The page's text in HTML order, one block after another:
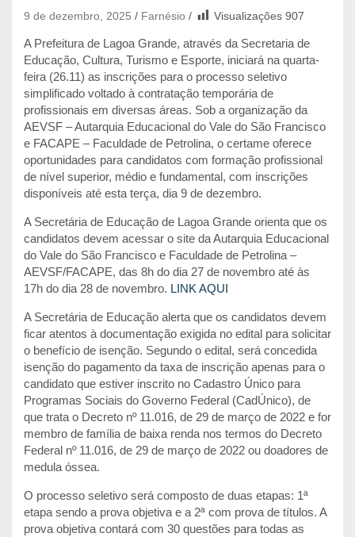
9 de dezembro, 2025 Farnésio Visualizações 907
A Prefeitura de Lagoa Grande, através da Secretaria de
Educação, Cultura, Turismo e Esporte, iniciará na quarta-
feira (26.11) as inscrições para o processo seletivo
simplificado voltado à contratação temporária de
profissionais em diversas áreas. Sob a organização da
AEVSF – Autarquia Educacional do Vale do São Francisco
e FACAPE – Faculdade de Petrolina, o certame oferece
oportunidades para candidatos com formação profissional
de nível superior, médio e fundamental, com inscrições
disponíveis até esta terça, dia 9 de dezembro.
A Secretária de Educação de Lagoa Grande orienta que os
candidatos devem acessar o site da Autarquia Educacional
do Vale do São Francisco e Faculdade de Petrolina –
AEVSF/FACAPE, das 8h do dia 27 de novembro até às
17h do dia 28 de novembro. LINK AQUI
A Secretária de Educação alerta que os candidatos devem
ficar atentos à documentação exigida no edital para solicitar
o benefício de isenção. Segundo o edital, será concedida
isenção do pagamento da taxa de inscrição apenas para o
candidato que estiver inscrito no Cadastro Único para
Programas Sociais do Governo Federal (CadÚnico), de
que trata o Decreto nº 11.016, de 29 de março de 2022 e for
membro de família de baixa renda nos termos do Decreto
Federal nº 11.016, de 29 de março de 2022 ou doadores de
medula óssea.
O processo seletivo será composto de duas etapas: 1ª
etapa sendo a prova objetiva e a 2ª com prova de títulos. A
prova objetiva contará com 30 questões para todas as